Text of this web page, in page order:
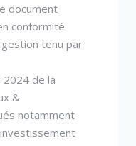
document
conformité
tenu par
de la
&
notamment